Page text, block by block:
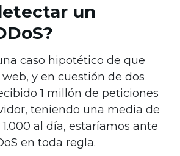
un
caso hipotético de que
y en cuestión de dos
1 millón de peticiones
teniendo una media de
al día, estaríamos ante
en toda regla.